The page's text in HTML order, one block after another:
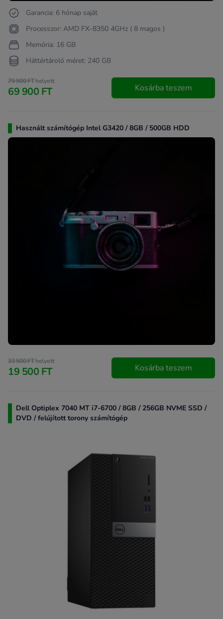
Garancia: 6 hónap saját
Processzor: AMD FX-8350 4GHz ( 8 magos )
Memória: 16 GB
Háttértároló méret: 240 GB
79 900 FThelyett
69 900 FT Kosárba teszem
Használt számítógép Intel G3420 / 8GB / 500GB HDD
33 500 FThelyett
19 500 FT Kosárba teszem
Dell Optiplex 7040 MT i7-6700 / 8GB / 256GB NVME SSD /
DVD / felújított torony számítógép